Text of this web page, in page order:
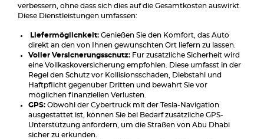
verbessern, ohne dass sich dies auf die Gesamtkosten auswirkt.
Diese Dienstleistungen umfassen:
Liefermöglichkeit: Genießen Sie den Komfort, das Auto
direkt an den von Ihnen gewünschten Ort liefern zu lassen.
Voller Versicherungsschutz: Für zusätzliche Sicherheit wird
eine Vollkaskoversicherung empfohlen. Diese umfasst in der
Regel den Schutz vor Kollisionsschäden, Diebstahl und
Haftpflicht gegenüber Dritten und bewahrt Sie vor
möglichen finanziellen Verlusten.
GPS: Obwohl der Cybertruck mit der Tesla-Navigation
ausgestattet ist, können Sie bei Bedarf zusätzliche GPS-
Unterstützung anfordern, um die Straßen von Abu Dhabi
sicher zu erkunden.